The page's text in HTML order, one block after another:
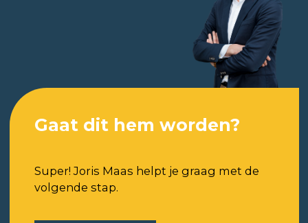
Gaat dit hem worden?
Super! Joris Maas helpt je graag met de
volgende stap.